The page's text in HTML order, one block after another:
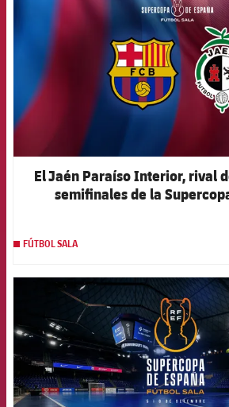
El Jaén Paraíso Interior, rival
semifinales de la
FÚTBOL SALA
FCB